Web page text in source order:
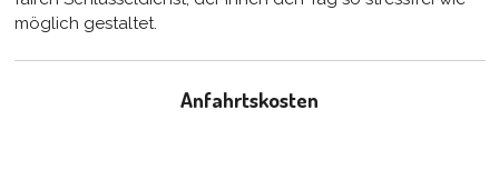
möglich gestaltet.
Anfahrtskosten